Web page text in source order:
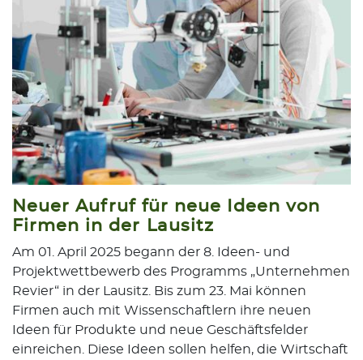
Neuer Aufruf für neue Ideen von
Firmen in der Lausitz
Am 01. April 2025 begann der 8. Ideen- und
Projektwettbewerb des Programms „Unternehmen
Revier“ in der Lausitz. Bis zum 23. Mai können
Firmen auch mit Wissenschaftlern ihre neuen
Ideen für Produkte und neue Geschäftsfelder
einreichen. Diese Ideen sollen helfen, die Wirtschaft